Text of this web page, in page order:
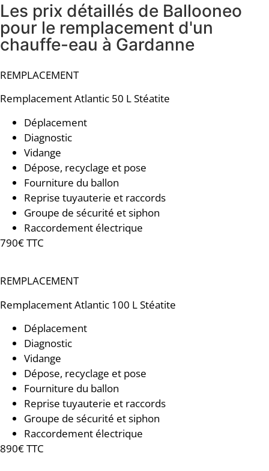
Les prix détaillés de Ballooneo
pour le remplacement d'un
chauffe-eau à Gardanne
REMPLACEMENT
RemplacementAtlantic 50 L Stéatite
Déplacement
Diagnostic
Vidange
Dépose, recyclage et pose
Fourniture du ballon
Reprise tuyauterie et raccords
Groupe de sécurité et siphon
Raccordement électrique
790€ TTC
REMPLACEMENT
RemplacementAtlantic 100 L Stéatite
Déplacement
Diagnostic
Vidange
Dépose, recyclage et pose
Fourniture du ballon
Reprise tuyauterie et raccords
Groupe de sécurité et siphon
Raccordement électrique
890€ TTC